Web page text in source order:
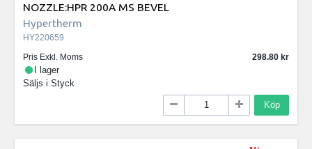
NOZZLE:HPR 200A MS BEVEL
Hypertherm
HY220659
Pris Exkl. Moms
298.80
I lager
Säljs i Styck
Köp